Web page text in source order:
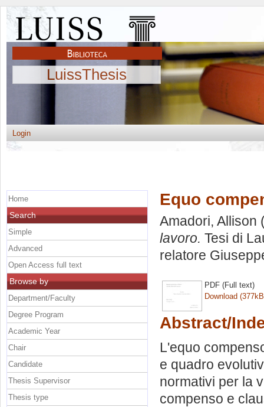
LuissThesis
Login
Equo
Amadori, Allison
lavoro. Tesi di
relatore
PDF (Full text)
Download
Abstract/
L'equo
e quadro
normativi per la
compenso e
Home
Search
Simple
Advanced
Open Access full text
Browse by
Department/Faculty
Degree Program
Academic Year
Chair
Candidate
Thesis Supervisor
Thesis type